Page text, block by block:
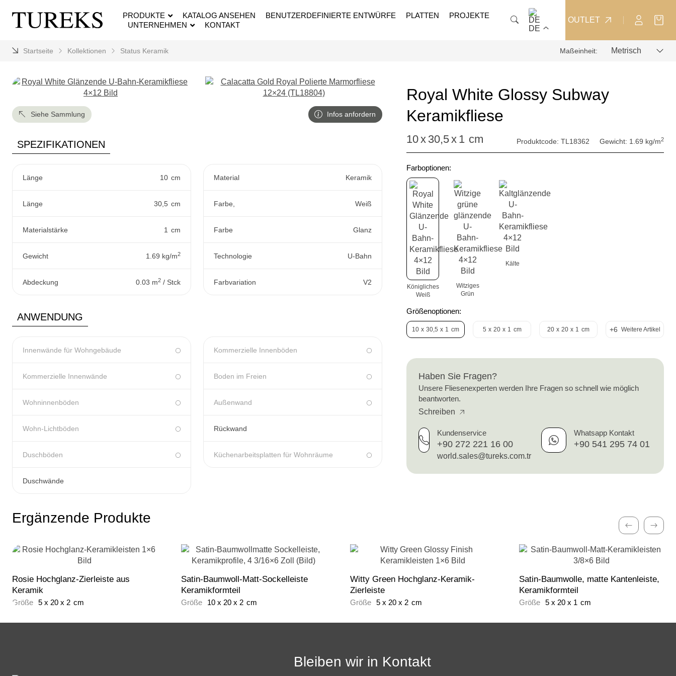
PRODUKTE KATALOG ANSEHEN BENUTZERDEFINIERTE ENTWÜRFE PLATTEN
PROJEKTE
UNTERNEHMEN
KONTAKT DE
OUTLET
Startseite Kollektionen Status Keramik Maßeinheit:
Siehe Sammlung Infos anfordern
SPEZIFIKATIONEN
Länge 10 cm
Länge 30,5 cm
Materialstärke 1 cm
Gewicht 1.69 kg/m2
Abdeckung 0.03 m2 / Stck
Material Keramik
Farbe, Weiß
Farbe Glanz
Technologie U-Bahn
Farbvariation V2
ANWENDUNG
Innenwände für Wohngebäude
Kommerzielle Innenwände
Wohninnenböden
Wohn-Lichtböden
Duschböden
Duschwände
Kommerzielle Innenböden
Boden im Freien
Außenwand
Rückwand
Küchenarbeitsplatten für Wohnräume
Royal White Glossy Subway
Keramikfliese
10x 30,5x 1 cm Produktcode: TL18362 Gewicht: 1.69 kg/m2
Farboptionen:
Königliches
Weiß
Witziges
Grün
Kälte
Größenoptionen:
10 x 30,5 x 1 cm 5 x 20 x 1 cm 20 x 20 x 1 cm +6 Weitere Artikel
Haben Sie Fragen?
Unsere Fliesenexperten werden Ihre Fragen so schnell wie möglich
beantworten.
Schreiben
Kundenservice
+90 272 221 16 00
world.sales@tureks.com.tr
Whatsapp Kontakt
+90 541 295 74 01
Ergänzende Produkte
VorherigeWeiter
Rosie Hochglanz-Zierleiste aus
Keramik
Größe 5 x 20 x 2 cm
Satin-Baumwoll-Matt-Sockelleiste
Keramikformteil
Größe 10 x 20 x 2 cm
Witty Green Hochglanz-Keramik-
Zierleiste
Größe 5 x 20 x 2 cm
Satin-Baumwolle, matte Kantenleiste,
Keramikformteil
Größe 5 x 20 x 1 cm
Bleiben wir in Kontakt